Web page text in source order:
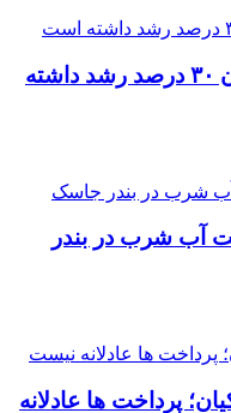
غرق شدگی در سال جاری تاکنون ۳۰ درصد رشد داشته
آب شرب در بندر
پرداخت ها عادلانه